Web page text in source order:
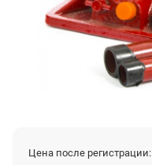
Цена после регистрации: